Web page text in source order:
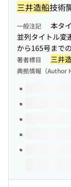
三井造船技術
一般注記
本タ
並列タイトル
から165号まで
著者標目 三井
典拠情報（Author
このタイトルの巻号